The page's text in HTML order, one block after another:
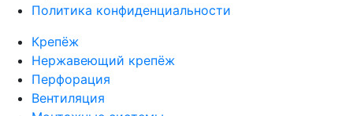
Политика конфиденциальности
Крепёж
Нержавеющий крепёж
Перфорация
Вентиляция